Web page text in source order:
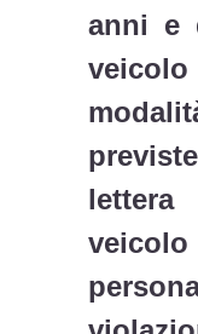
anni e